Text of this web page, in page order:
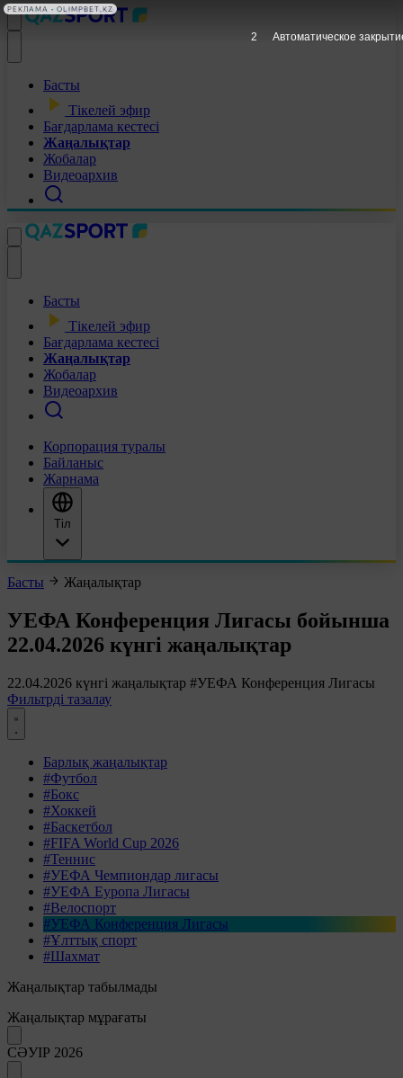
Басты
Тікелей эфир
Бағдарлама кестесі
Жаңалықтар
Жобалар
Видеоархив
Басты
Тікелей эфир
Бағдарлама кестесі
Жаңалықтар
Жобалар
Видеоархив
Корпорация туралы
Байланыс
Жарнама
Тіл
Басты Жаңалықтар
УЕФА Конференция Лигасы бойынша
22.04.2026 күнгі жаңалықтар
22.04.2026 күнгі жаңалықтар #УЕФА Конференция Лигасы
Фильтрді тазалау
Барлық жаңалықтар
#Футбол
#Бокс
#Хоккей
#Баскетбол
#FIFA World Cup 2026
#Теннис
#УЕФА Чемпиондар лигасы
#УЕФА Еуропа Лигасы
#Велоспорт
#УЕФА Конференция Лигасы
#Ұлттық спорт
#Шахмат
Жаңалықтар табылмады
Жаңалықтар мұрағаты
СӘУІР 2026
1 Автоматическое
РЕКЛАМА • OLIMPBET.KZ